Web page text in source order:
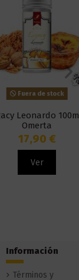
de stock
100ml -
Omerta
€
Información
Términos y